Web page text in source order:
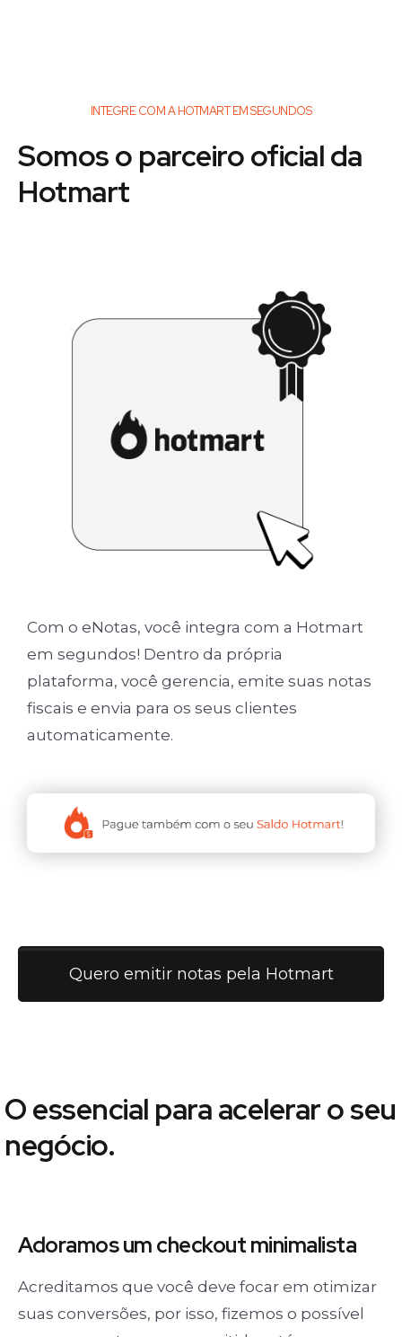
INTEGRE COM A HOTMART EM SEGUNDOS
Somos o parceiro oficial da
Hotmart
Com o eNotas, você integra com a Hotmart
em segundos! Dentro da própria
plataforma, você gerencia, emite suas notas
fiscais e envia para os seus clientes
automaticamente.
Quero emitir notas pela Hotmart
O essencial para acelerar o seu
negócio.
Adoramos umcheckout minimalista
Acreditamos que você deve focar em otimizar
suas conversões, por isso, fizemos o possível